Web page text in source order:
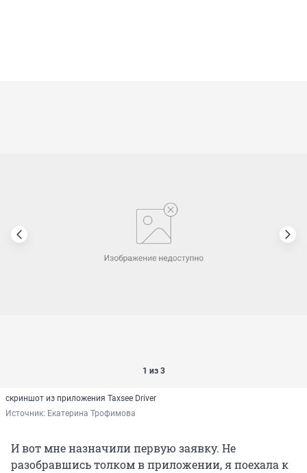
1 из 3
скриншот из приложения Taxsee Driver
Источник: Екатерина Трофимова
И вот мне назначили первую заявку. Не
разобравшись толком в приложении, я поехала к